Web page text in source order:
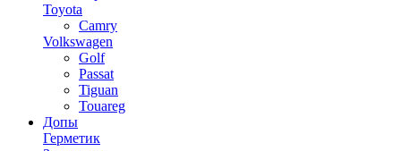
Toyota
Camry
Volkswagen
Golf
Passat
Tiguan
Touareg
Допы
Герметик